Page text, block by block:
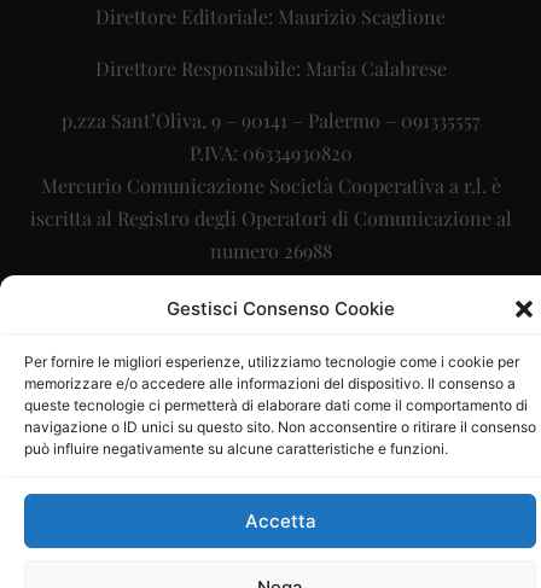
Gestisci Consenso Cookie
Per fornire le migliori esperienze, utilizziamo tecnologie come i cookie per
memorizzare e/o accedere alle informazioni del dispositivo. Il consenso a
queste tecnologie ci permetterà di elaborare dati come il comportamento di
navigazione o ID unici su questo sito. Non acconsentire o ritirare il consenso
può influire negativamente su alcune caratteristiche e funzioni.
Accetta
Direttore Editoriale: Maurizio Scaglione
Direttore Responsabile: Maria Calabrese
p.zza Sant’Oliva, 9 – 90141 – Palermo – 091335557
P.IVA: 06334930820
Mercurio Comunicazione Società Cooperativa a r.l. è
iscritta al Registro degli Operatori di Comunicazione al
numero 26988
Sito gestito daLa Digitale srl– info@ladigitale.it